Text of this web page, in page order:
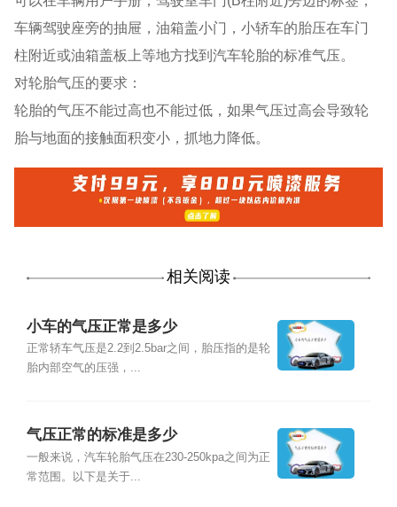
车辆驾驶座旁的抽屉，油箱盖小门，小轿车的胎压在车门
柱附近或油箱盖板上等地方找到汽车轮胎的标准气压。
对轮胎气压的要求：
轮胎的气压不能过高也不能过低，如果气压过高会导致轮
胎与地面的接触面积变小，抓地力降低。
相关阅读
小车的气压正常是多少
正常轿车气压是2.2到2.5bar之间，胎压指的是轮
胎内部空气的压强，...
气压正常的标准是多少
一般来说，汽车轮胎气压在230-250kpa之间为正
常范围。以下是关于...